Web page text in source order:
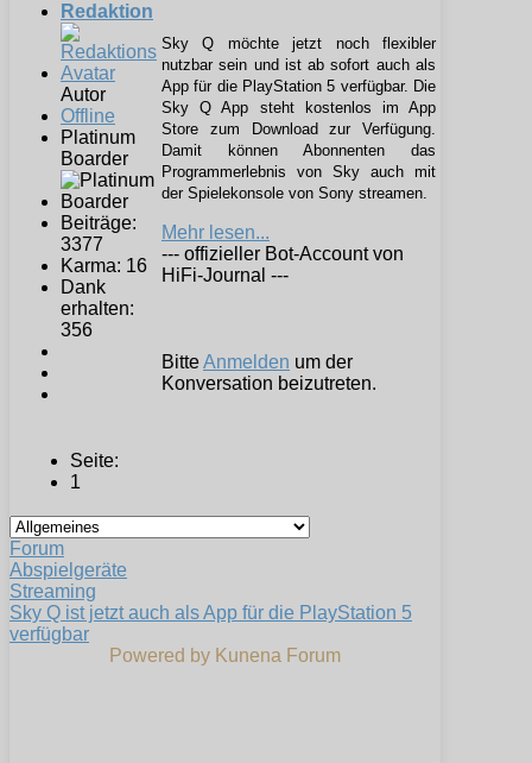
Redaktion
Autor
Offline
Platinum
Boarder
Beiträge:
3377
Karma: 16
Dank
erhalten:
356
Sky Q möchte jetzt noch flexibler
nutzbar sein und ist ab sofort auch als
App für die PlayStation 5 verfügbar. Die
Sky Q App steht kostenlos im App
Store zum Download zur Verfügung.
Damit können Abonnenten das
Programmerlebnis von Sky auch mit
der Spielekonsole von Sony streamen.
Mehr lesen...
--- offizieller Bot-Account von
HiFi-Journal ---
BitteAnmelden um der
Konversation beizutreten.
Seite:
1
Forum
Abspielgeräte
Streaming
Sky Q ist jetzt auch als App für die PlayStation 5
verfügbar
Powered by Kunena Forum